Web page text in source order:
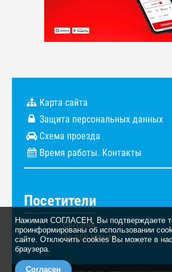
Нажимая СОГЛАСЕН, Вы подтверждаете
проинформированы об использовании
сайте. Отключить cookies Вы можете в
браузера.
Согласен
Карта сайта
Защита персональных данных
Схема проезда
Время работы. Контакты
Посетители
Сегодня
За всё время